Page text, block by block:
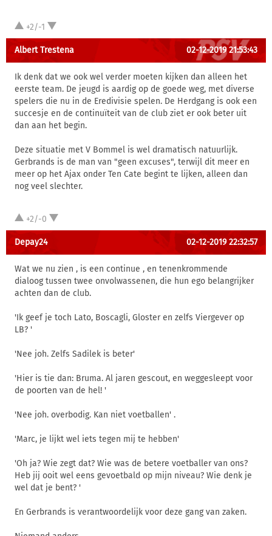
+2/-1
Albert Trestena 02-12-2019 21:53:43
Ik denk dat we ook wel verder moeten kijken dan alleen het
eerste team. De jeugd is aardig op de goede weg, met diverse
spelers die nu in de Eredivisie spelen. De Herdgang is ook een
succesje en de continuïteit van de club ziet er ook beter uit
dan aan het begin.
Deze situatie met V Bommel is wel dramatisch natuurlijk.
Gerbrands is de man van "geen excuses", terwijl dit meer en
meer op het Ajax onder Ten Cate begint te lijken, alleen dan
nog veel slechter.
+2/-0
Depay24 02-12-2019 22:32:57
Wat we nu zien , is een continue , en tenenkrommende
dialoog tussen twee onvolwassenen, die hun ego belangrijker
achten dan de club.
'Ik geef je toch Lato, Boscagli, Gloster en zelfs Viergever op
LB? '
'Nee joh. Zelfs Sadilek is beter'
'Hier is tie dan: Bruma. Al jaren gescout, en weggesleept voor
de poorten van de hel! '
'Nee joh. overbodig. Kan niet voetballen' .
'Marc, je lijkt wel iets tegen mij te hebben'
'Oh ja? Wie zegt dat? Wie was de betere voetballer van ons?
Heb jij ooit wel eens gevoetbald op mijn niveau? Wie denk je
wel dat je bent? '
En Gerbrands is verantwoordelijk voor deze gang van zaken.